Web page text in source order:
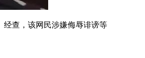
查，该网民涉嫌侮辱诽谤等